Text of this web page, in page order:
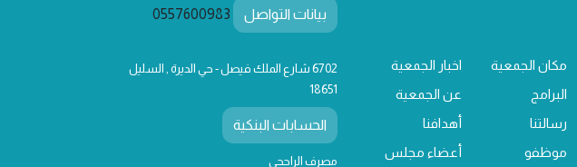
مكان الجمعية
اخبار الجمعية
البرامج
عن الجمعية
رسالتنا
أهدافنا
موظفو
أعضاء مجلس
بيانات التواصل 0557600983
6702 شارع الملك فيصل - حي الديرة , السليل
18651
الحسابات البنكية
مصرف الراجحي